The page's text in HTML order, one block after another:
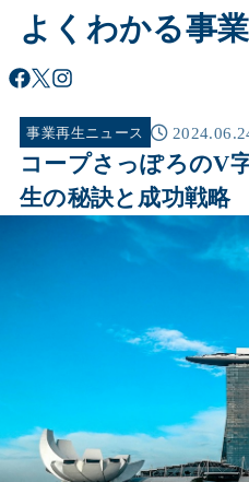
よくわかる事
事業再生ニュース
コープさっぽろのV
生の秘訣と成功戦略